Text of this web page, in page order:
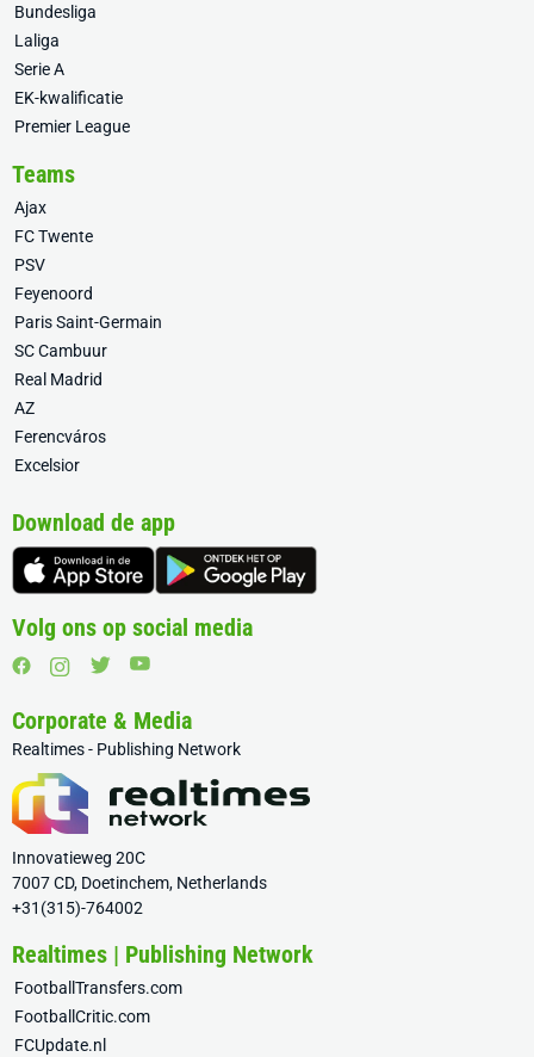
Bundesliga
Laliga
Serie A
EK-kwalificatie
Premier League
Teams
Ajax
FC Twente
PSV
Feyenoord
Paris Saint-Germain
SC Cambuur
Real Madrid
AZ
Ferencváros
Excelsior
Download de app
Volg ons op social media
Corporate & Media
Realtimes - Publishing Network
Innovatieweg 20C
7007 CD, Doetinchem, Netherlands
+31(315)-764002
Realtimes | Publishing Network
FootballTransfers.com
FootballCritic.com
FCUpdate.nl